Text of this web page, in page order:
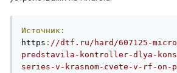
Источник:
https : //dtf.ru/hard/607125-
predstavila-kontroller-dlya-
series-v-krasnom-cvete-v-rf-on-